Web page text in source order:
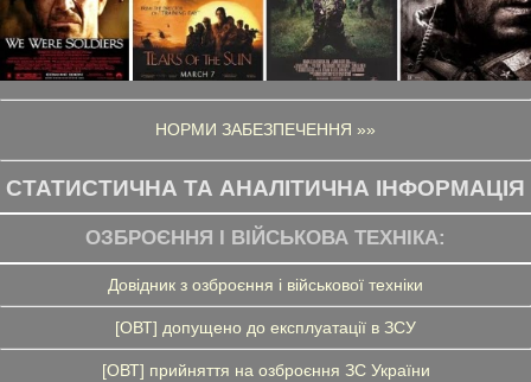
НОРМИ ЗАБЕЗПЕЧЕННЯ »»
СТАТИСТИЧНА ТА АНАЛІТИЧНА ІНФОРМАЦІЯ
ОЗБРОЄННЯ І ВІЙСЬКОВА ТЕХНІКА:
Довідник з озброєння і військової техніки
[ОВТ] допущено до експлуатації в ЗСУ
[ОВТ] прийняття на озброєння ЗС України